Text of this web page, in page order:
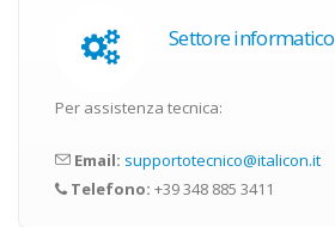
Settore informatico
Per assistenza tecnica:
Email: supportotecnico@italicon.it
Telefono: +39 348 885 3411